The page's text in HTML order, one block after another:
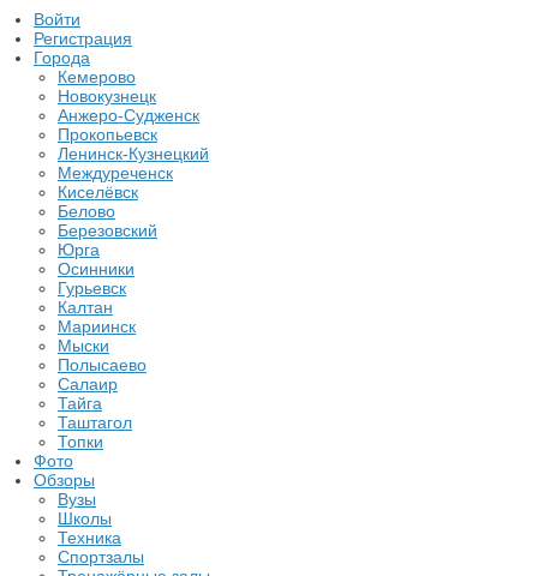
Войти
Регистрация
Города
Кемерово
Новокузнецк
Анжеро-Судженск
Прокопьевск
Ленинск-Кузнецкий
Междуреченск
Киселёвск
Белово
Березовский
Юрга
Осинники
Гурьевск
Калтан
Мариинск
Мыски
Полысаево
Салаир
Тайга
Таштагол
Топки
Фото
Обзоры
Вузы
Школы
Техника
Спортзалы